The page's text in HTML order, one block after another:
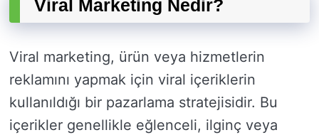
Viral Marketing Nedir?
Viral marketing, ürün veya hizmetlerin
reklamını yapmak için viral içeriklerin
kullanıldığı bir pazarlama stratejisidir. Bu
içerikler genellikle eğlenceli, ilginç veya